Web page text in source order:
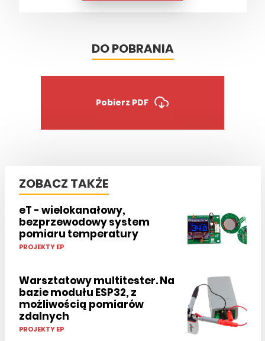
DO POBRANIA
Pobierz PDF
ZOBACZ TAKŻE
eT - wielokanałowy,
bezprzewodowy system
pomiaru temperatury
PROJEKTY EP
Warsztatowy multitester. Na
bazie modułu ESP32, z
możliwością pomiarów
zdalnych
PROJEKTY EP